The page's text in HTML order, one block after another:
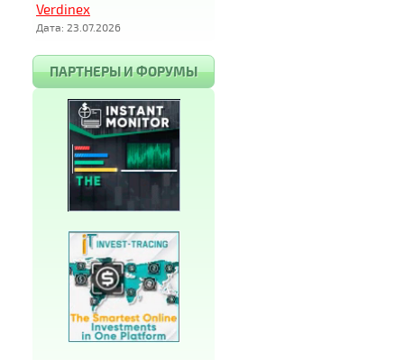
Verdinex
Дата: 23.07.2026
ПАРТНЕРЫ И ФОРУМЫ